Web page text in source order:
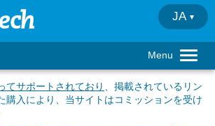
Menu
JA
てサポートされており
、掲載されているリン
購入により、当サイトはコミッションを受け